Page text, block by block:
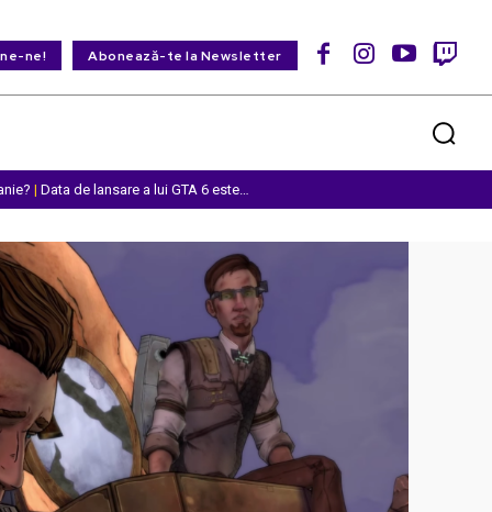
ne! Abonează-te la Newsletter
| Data de lansare a lui GTA 6 este…